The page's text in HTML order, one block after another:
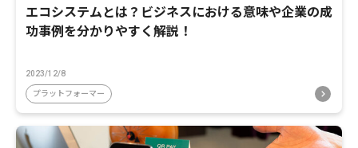
エコシステムとは？ビジネスにおける意味や企業の成
功事例を分かりやすく解説！
2023/12/8
プラットフォーマー